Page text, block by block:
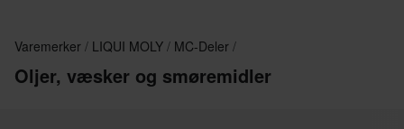
Varemerker LIQUI MOLY MC-Deler
Oljer, væsker og smøremidler